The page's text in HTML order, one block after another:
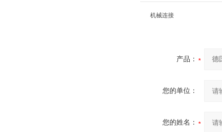
机械连接
产品：
您的单位：
您的姓名：